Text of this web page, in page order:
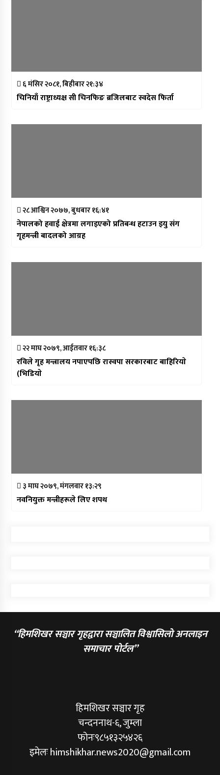
६ मंसिर २०८१, बिहीबार २१:३४
चिनियाँ राष्ट्राध्यक्ष सी चिनफिङ ब्रजिलबाट स्वदेस फिर्ता
२८ आश्विन २०७७, बुधबार १६:४१
नेपालको हवाई क्षेत्रमा लगाइएको प्रतिबन्ध हटाउन इयु संग
गृहमन्त्री बादलको आग्रह
२२ माघ २०७९, आईतवार १६:३८
रविले गृह मन्त्रालय नपाएपछि रास्वपा सरकारबाट बाहिरियाे
(भिडियाे
३ माघ २०७९, मंगलवार १३:२९
नवनियुक्त मन्त्रीहरूले लिए शपथ
“हिमशिखर सञ्चार गृहद्वारा सञ्चालित विश्वासिलो अनलाइन
समाचार पोर्टल”
हिमशिखर सञ्चार गृह
चन्दननाथ-६, जुम्ला
फोनः९८५१३२५४२६
इमेलः himshikhar.news2020@gmail.com